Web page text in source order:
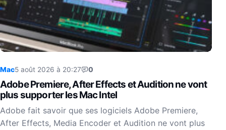
Mac5 août 2026 à 20:27 0
Adobe Premiere, After Effects et Audition ne vont
plus supporter les Mac Intel
Adobe fait savoir que ses logiciels Adobe Premiere,
After Effects, Media Encoder et Audition ne vont plus